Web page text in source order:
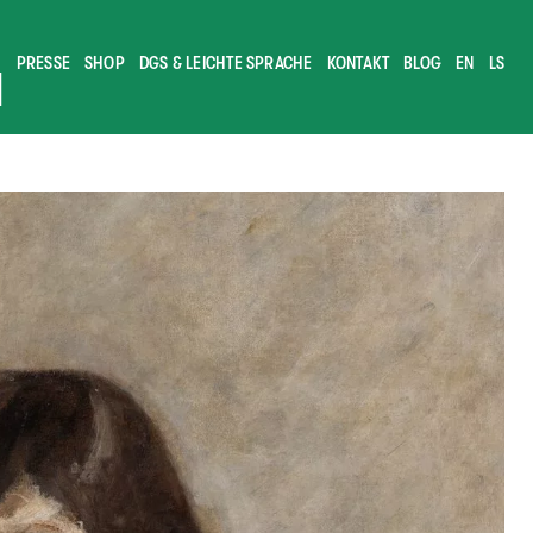
PRESSE SHOP DGS & LEICHTE SPRACHE KONTAKT BLOG EN LS